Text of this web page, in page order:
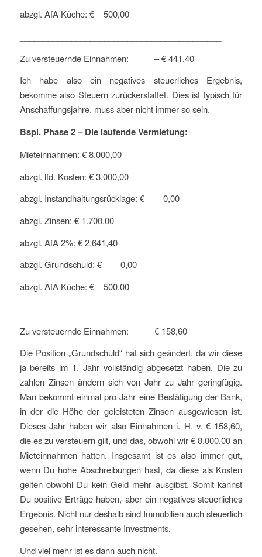
abzgl. AfA Küche: € 500,00
Zu versteuernde Einnahmen: – € 441,40
Ich habe also ein negatives steuerliches Ergebnis,
bekomme also Steuern zurückerstattet. Dies ist typisch für
Anschaffungsjahre, muss aber nicht immer so sein.
Bspl. Phase 2 – Die laufende Vermietung:
Mieteinnahmen: € 8.000,00
abzgl. lfd. Kosten: € 3.000,00
abzgl. Instandhaltungsrücklage: € 0,00
abzgl. Zinsen: € 1.700,00
abzgl. AfA 2%: € 2.641,40
abzgl. Grundschuld: € 0,00
abzgl. AfA Küche: € 500,00
Zu versteuernde Einnahmen: € 158,60
Die Position „Grundschuld“ hat sich geändert, da wir diese
ja bereits im 1. Jahr vollständig abgesetzt haben. Die zu
zahlen Zinsen ändern sich von Jahr zu Jahr geringfügig.
Man bekommt einmal pro Jahr eine Bestätigung der Bank,
in der die Höhe der geleisteten Zinsen ausgewiesen ist.
Dieses Jahr haben wir also Einnahmen i. H. v. € 158,60,
die es zu versteuern gilt, und das, obwohl wir € 8.000,00 an
Mieteinnahmen hatten. Insgesamt ist es also immer gut,
wenn Du hohe Abschreibungen hast, da diese als Kosten
gelten obwohl Du kein Geld mehr ausgibst. Somit kannst
Du positive Erträge haben, aber ein negatives steuerliches
Ergebnis. Nicht nur deshalb sind Immobilien auch steuerlich
gesehen, sehr interessante Investments.
Und viel mehr ist es dann auch nicht.